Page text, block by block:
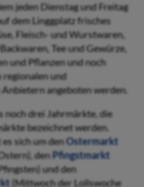
jeden Dienstag und Freitag
dem Linggplatz frisches
Fleisch- und Wurstwaren,
Tee und Gewürze,
und Pflanzen und noch
regionalen und
angeboten werden.
noch drei Jahrmärkte, die
bezeichnet werden.
sich um denOstermarkt
denPfingstmarkt
und den
(Mittwoch der Lollswoche